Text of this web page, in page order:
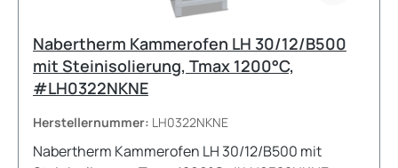
Nabertherm Kammerofen LH 30/12/B500
mit Steinisolierung, Tmax 1200°C,
#LH0322NKNE
Herstellernummer: LH0322NKNE
Nabertherm Kammerofen LH 30/12/B500 mit